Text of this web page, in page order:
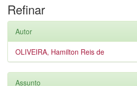
Refinar
Autor
OLIVEIRA, Hamilton Reis de
Assunto